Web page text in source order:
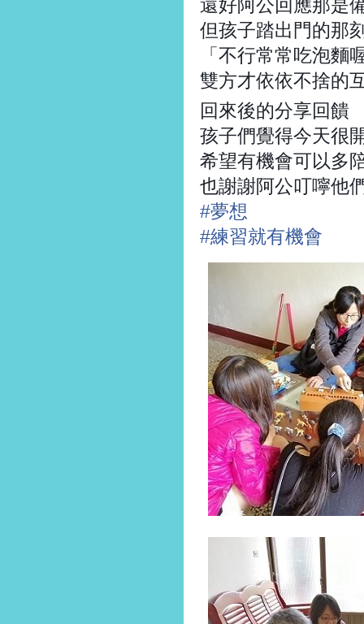
還好阿公回應那是
但孩子踏出門的那
「不行常常吃泡麵
雙方才依依不捨的
回來後的分享回饋
孩子們覺得今天很
希望有機會可以多
也謝謝阿公叮嚀他
#夢想
#練習就有機會